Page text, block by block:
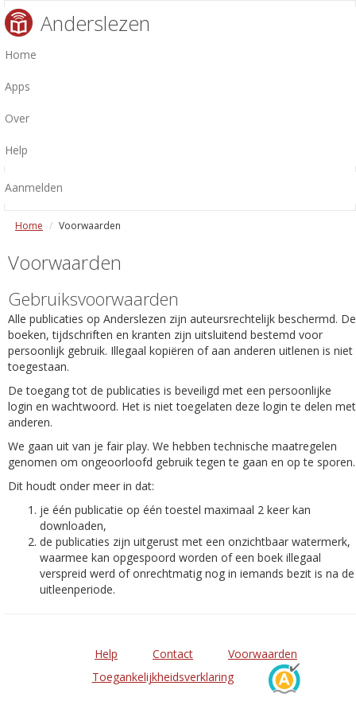
Anderslezen
Home
Apps
Over
Help
Aanmelden
Home Voorwaarden
Voorwaarden
Gebruiksvoorwaarden
Alle publicaties op Anderslezen zijn auteursrechtelijk beschermd. De
boeken, tijdschriften en kranten zijn uitsluitend bestemd voor
persoonlijk gebruik. Illegaal kopiëren of aan anderen uitlenen is niet
toegestaan.
De toegang tot de publicaties is beveiligd met een persoonlijke
login en wachtwoord. Het is niet toegelaten deze login te delen met
anderen.
We gaan uit van je fair play. We hebben technische maatregelen
genomen om ongeoorloofd gebruik tegen te gaan en op te sporen.
Dit houdt onder meer in dat:
je één publicatie op één toestel maximaal 2 keer kan
downloaden,
de publicaties zijn uitgerust met een onzichtbaar watermerk,
waarmee kan opgespoord worden of een boek illegaal
verspreid werd of onrechtmatig nog in iemands bezit is na de
uitleenperiode.
Help Contact
Voorwaarden
Toegankelijkheidsverklaring